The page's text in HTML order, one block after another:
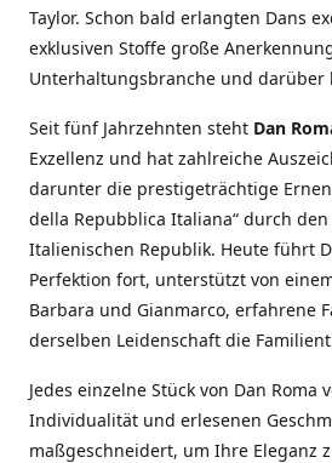
Taylor. Schon bald erlangten Dans
exklusiven Stoffe große
Unterhaltungsbranche und darüber
Seit fünf Jahrzehnten steht Dan
Exzellenz und hat zahlreiche
darunter die prestigeträchtige
della Repubblica Italiana“ durch
Italienischen Republik. Heute führt
Perfektion fort, unterstützt von
Barbara und Gianmarco, erfahrene
derselben Leidenschaft die
Jedes einzelne Stück von Dan Roma
Individualität und erlesenen
maßgeschneidert, um Ihre Eleganz